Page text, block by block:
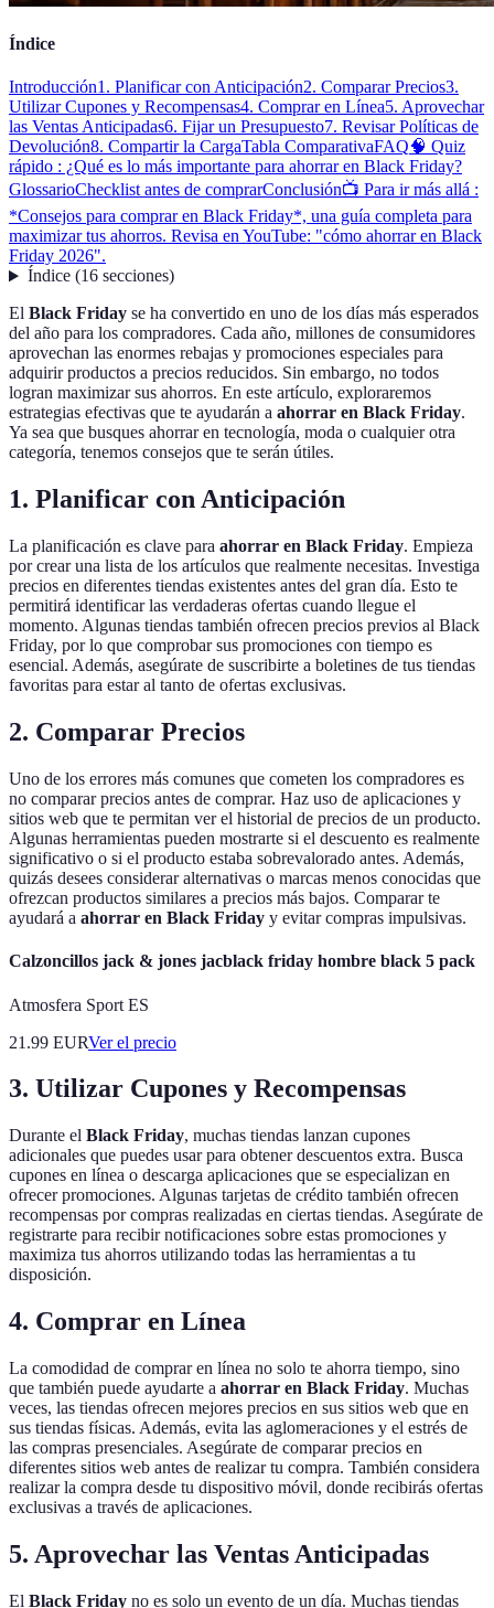
Índice
Introducción1. Planificar con Anticipación2. Comparar Precios3.
Utilizar Cupones y Recompensas4. Comprar en Línea5. Aprovechar
las Ventas Anticipadas6. Fijar un Presupuesto7. Revisar Políticas de
Devolución8. Compartir la CargaTabla ComparativaFAQ🧠 Quiz
rápido : ¿Qué es lo más importante para ahorrar en Black Friday?
GlossarioChecklist antes de comprarConclusión📺 Para ir más allá :
*Consejos para comprar en Black Friday*, una guía completa para
maximizar tus ahorros. Revisa en YouTube: "cómo ahorrar en Black
Friday 2026".
Índice(16 secciones)
El Black Friday se ha convertido en uno de los días más esperados
del año para los compradores. Cada año, millones de consumidores
aprovechan las enormes rebajas y promociones especiales para
adquirir productos a precios reducidos. Sin embargo, no todos
logran maximizar sus ahorros. En este artículo, exploraremos
estrategias efectivas que te ayudarán a ahorrar en Black Friday.
Ya sea que busques ahorrar en tecnología, moda o cualquier otra
categoría, tenemos consejos que te serán útiles.
1. Planificar con Anticipación
La planificación es clave para ahorrar en Black Friday. Empieza
por crear una lista de los artículos que realmente necesitas. Investiga
precios en diferentes tiendas existentes antes del gran día. Esto te
permitirá identificar las verdaderas ofertas cuando llegue el
momento. Algunas tiendas también ofrecen precios previos al Black
Friday, por lo que comprobar sus promociones con tiempo es
esencial. Además, asegúrate de suscribirte a boletines de tus tiendas
favoritas para estar al tanto de ofertas exclusivas.
2. Comparar Precios
Uno de los errores más comunes que cometen los compradores es
no comparar precios antes de comprar. Haz uso de aplicaciones y
sitios web que te permitan ver el historial de precios de un producto.
Algunas herramientas pueden mostrarte si el descuento es realmente
significativo o si el producto estaba sobrevalorado antes. Además,
quizás desees considerar alternativas o marcas menos conocidas que
ofrezcan productos similares a precios más bajos. Comparar te
ayudará a ahorrar en Black Friday y evitar compras impulsivas.
Calzoncillos jack & jones jacblack friday hombre black 5 pack
Atmosfera Sport ES
21.99 EURVer el precio
3. Utilizar Cupones y Recompensas
Durante el Black Friday, muchas tiendas lanzan cupones
adicionales que puedes usar para obtener descuentos extra. Busca
cupones en línea o descarga aplicaciones que se especializan en
ofrecer promociones. Algunas tarjetas de crédito también ofrecen
recompensas por compras realizadas en ciertas tiendas. Asegúrate de
registrarte para recibir notificaciones sobre estas promociones y
maximiza tus ahorros utilizando todas las herramientas a tu
disposición.
4. Comprar en Línea
La comodidad de comprar en línea no solo te ahorra tiempo, sino
que también puede ayudarte a ahorrar en Black Friday. Muchas
veces, las tiendas ofrecen mejores precios en sus sitios web que en
sus tiendas físicas. Además, evita las aglomeraciones y el estrés de
las compras presenciales. Asegúrate de comparar precios en
diferentes sitios web antes de realizar tu compra. También considera
realizar la compra desde tu dispositivo móvil, donde recibirás ofertas
exclusivas a través de aplicaciones.
5. Aprovechar las Ventas Anticipadas
El Black Friday no es solo un evento de un día. Muchas tiendas